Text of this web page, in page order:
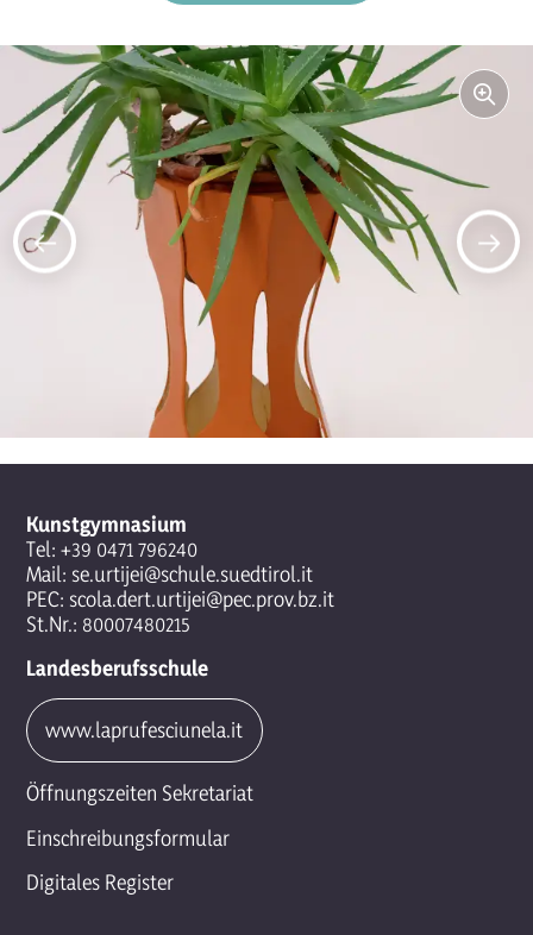
Kunstgymnasium
Tel: +39 0471 796240
Mail: se.urtijei@schule.suedtirol.it
PEC: scola.dert.urtijei@pec.prov.bz.it
St.Nr.: 80007480215
Landesberufsschule
www.laprufesciunela.it
Öffnungszeiten Sekretariat
Einschreibungsformular
Digitales Register